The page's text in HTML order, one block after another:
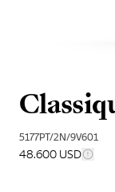
5177PT/2N/9V601
48.600 USD